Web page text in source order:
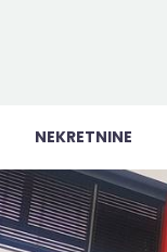
NEKRETNINE